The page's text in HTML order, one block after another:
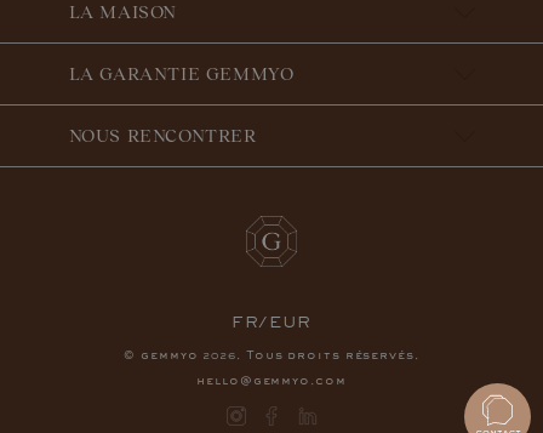
LA MAISON
LA GARANTIE GEMMYO
NOUS RENCONTRER
FR/EUR
© gemmyo 2026 . Tous droits réservés.
hello@gemmyo.com